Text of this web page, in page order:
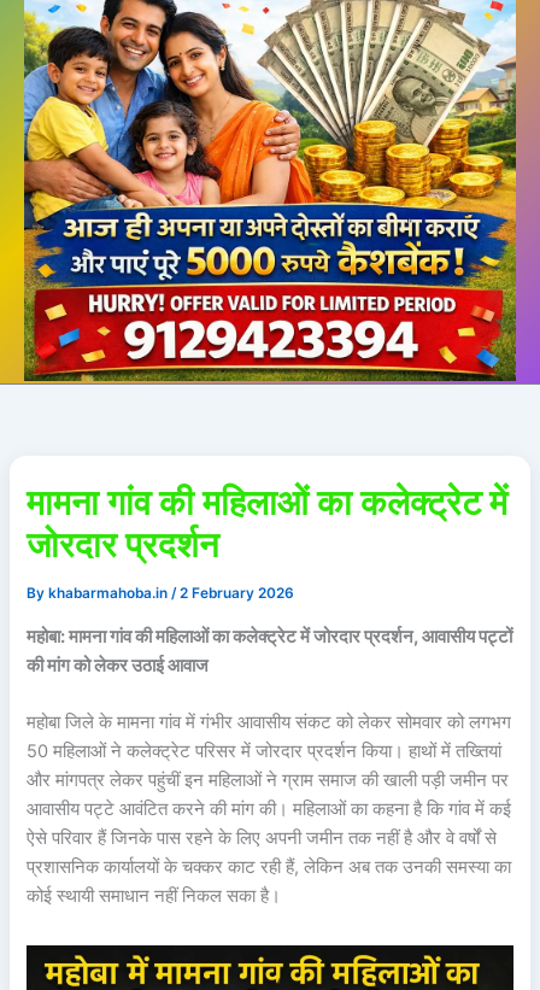
मामना गांव की महिलाओं का कलेक्ट्रेट में
जोरदार प्रदर्शन
By khabarmahoba.in/2 February 2026
महोबा: मामना गांव की महिलाओं का कलेक्ट्रेट में जोरदार प्रदर्शन, आवासीय पट्टों
की मांग को लेकर उठाई आवाज
महोबा जिले के मामना गांव में गंभीर आवासीय संकट को लेकर सोमवार को लगभग
50 महिलाओं ने कलेक्ट्रेट परिसर में जोरदार प्रदर्शन किया। हाथों में तख्तियां
और मांगपत्र लेकर पहुंचीं इन महिलाओं ने ग्राम समाज की खाली पड़ी जमीन पर
आवासीय पट्टे आवंटित करने की मांग की। महिलाओं का कहना है कि गांव में कई
ऐसे परिवार हैं जिनके पास रहने के लिए अपनी जमीन तक नहीं है और वे वर्षों से
प्रशासनिक कार्यालयों के चक्कर काट रही हैं, लेकिन अब तक उनकी समस्या का
कोई स्थायी समाधान नहीं निकल सका है।